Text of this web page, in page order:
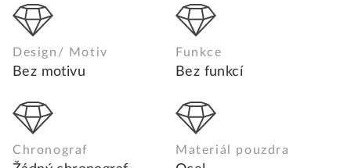
Design/ Motiv
Bez motivu
Funkce
Bez funkcí
Chronograf Materiál pouzdra